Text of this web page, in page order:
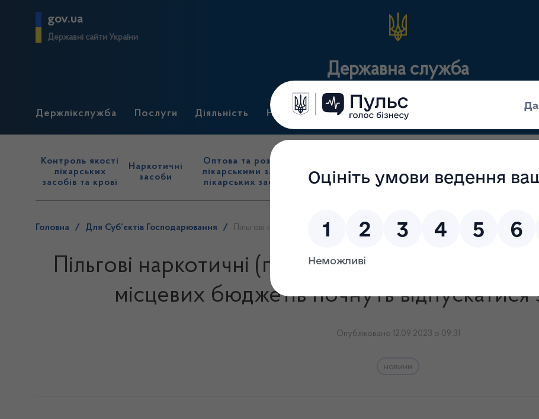
gov.ua
Державні сайти України
Державна служба
Держлікслужба Послуги Діяльність Нормативні документи Для громадськості
Контроль якості
лікарських
засобів та крові
Наркотичні
засоби
Оптова та роздрібна торгівля
лікарськими засобами, імпорт
лікарських засобів (крім АФІ)
нагляд
(контроль)
засобів, крові та
сертифікація
Головна / Для Суб’єктів Господарювання / Пільгові наркотичні (психотропні) лікарські засоби в межах програм
Пільгові наркотичні (психотропні) лікарські
місцевих бюджетів почнуть
Опубліковано 12.09.2023 о 09:31
новини